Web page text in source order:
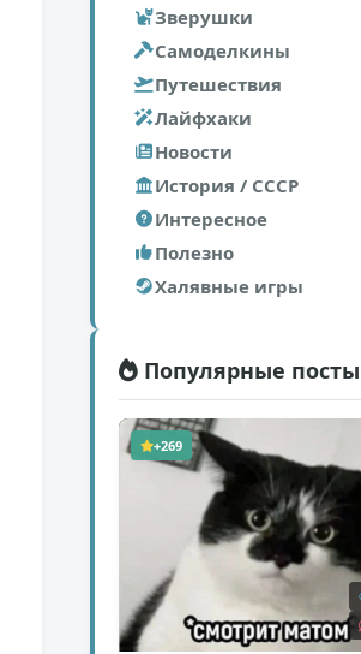
Зверушки
Самоделкины
Путешествия
Лайфхаки
Новости
История / СССР
Интересное
Полезно
Халявные игры
Популярные посты
+269